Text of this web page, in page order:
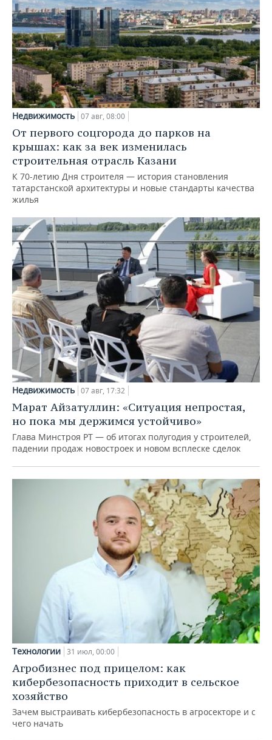
Недвижимость 07 авг, 08:00
От первого соцгорода до парков на
крышах: как за век изменилась
строительная отрасль Казани
К 70-летию Дня строителя — история становления
татарстанской архитектуры и новые стандарты качества
жилья
Недвижимость 07 авг, 17:32
Марат Айзатуллин: «Ситуация непростая,
но пока мы держимся устойчиво»
Глава Минстроя РТ — об итогах полугодия у строителей,
падении продаж новостроек и новом всплеске сделок
Технологии 31 июл, 00:00
Агробизнес под прицелом: как
кибербезопасность приходит в сельское
хозяйство
Зачем выстраивать кибербезопасность в агросекторе и с
чего начать